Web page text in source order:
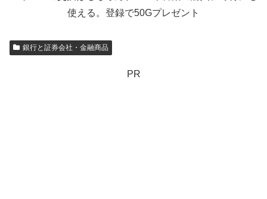
使える。登録で50Gプレゼント
銀行と証券会社・金融商品
PR